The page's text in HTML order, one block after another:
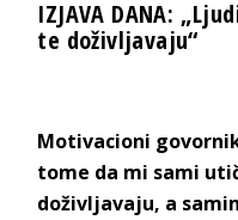
IZJAVA DANA:
te doživljavaju“
Motivacioni
tome da mi sami
doživljavaju, a